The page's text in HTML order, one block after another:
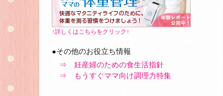
↑詳しくはこちらをクリック↑
●その他のお役立ち情報
⇒ 妊産婦のための食生活指針
⇒ もうすぐママ向け調理力特集